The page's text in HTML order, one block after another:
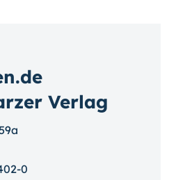
Verlag
0